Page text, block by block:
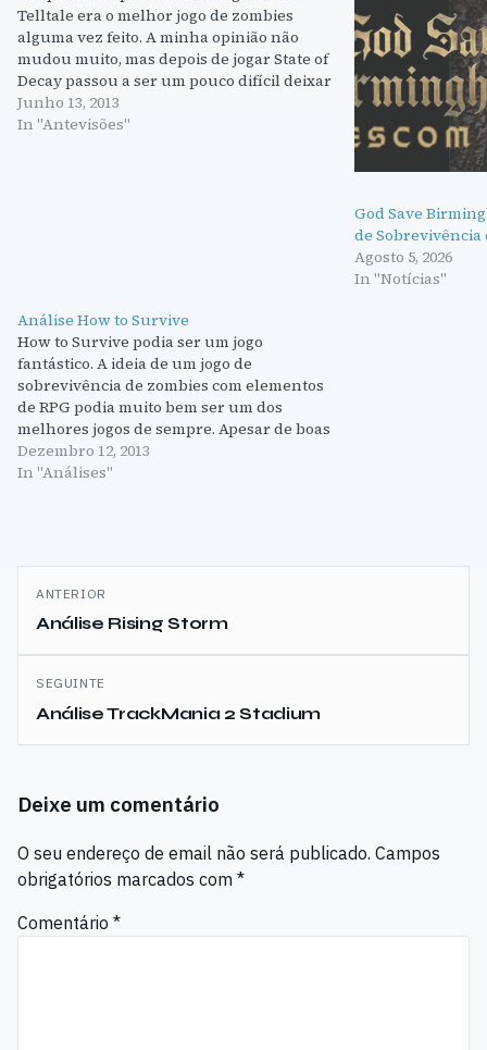
Telltale era o melhor jogo de zombies
alguma vez feito. A minha opinião não
mudou muito, mas depois de jogar State of
Decay passou a ser um pouco difícil deixar
The Walking Dead sozinho no trono.
Enquanto que The Walking Dead faz…
Junho 13, 2013
In "Antevisões"
God Save
de Sobrevivência
Agosto 5, 2026
In "Notícias"
Análise How to Survive
How to Survive podia ser um jogo
fantástico. A ideia de um jogo de
sobrevivência de zombies com elementos
de RPG podia muito bem ser um dos
melhores jogos de sempre. Apesar de boas
propostas como DayZ ou State of Decay
parece faltar sempre algo e How to
Dezembro 12, 2013
In "Análises"
Navegação
de
artigos
ANTERIOR
Análise Rising Storm
SEGUINTE
Análise TrackMania 2 Stadium
Deixe um comentário
O seu endereço de email não será publicado. Campos
obrigatórios marcados com *
Comentário *